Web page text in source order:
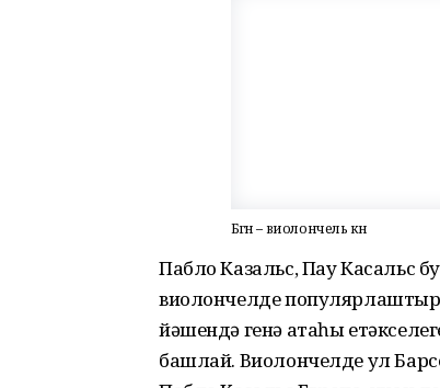
Бөгөн – виолончель көнө
Пабло Казальс, Пау Касальс
виолончелде
йәшендә генә атаһы
башлай. Виолончелде ул